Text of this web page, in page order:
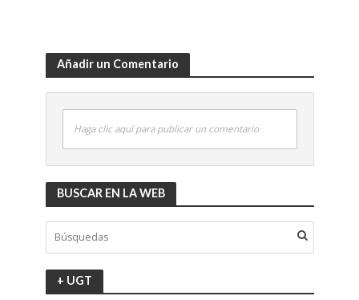
Añadir un Comentario
Haga clic aquí para publicar un comentario
BUSCAR EN LA WEB
+ UGT